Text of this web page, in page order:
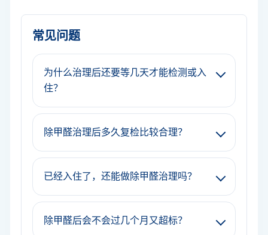
常见问题
为什么治理后还要等几天才能检测或入
住？
除甲醛治理后多久复检比较合理？
已经入住了，还能做除甲醛治理吗？
除甲醛后会不会过几个月又超标？